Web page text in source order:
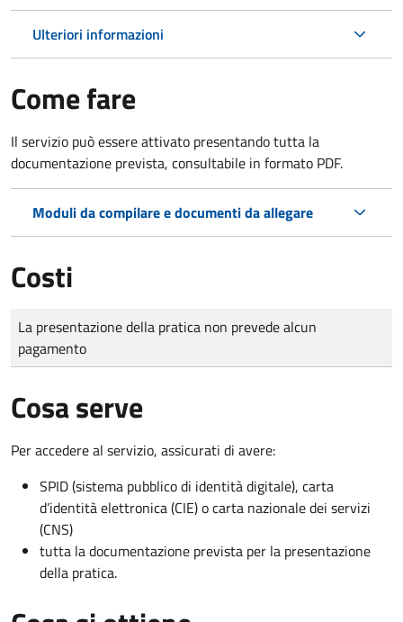
Ulteriori informazioni
Come fare
Il servizio può essere attivato presentando tutta la
documentazione prevista, consultabile in formato PDF.
Moduli da compilare e documenti da allegare
Costi
Tipo di pagamento
Importo
La presentazione della pratica non prevede alcun
pagamento
Cosa serve
Per accedere al servizio, assicurati di avere:
SPID (sistema pubblico di identità digitale), carta
d’identità elettronica (CIE) o carta nazionale dei servizi
(CNS)
tutta la documentazione prevista per la presentazione
della pratica.